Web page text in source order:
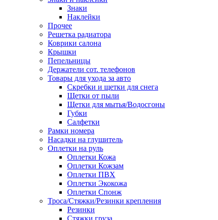
Знаки
Наклейки
Прочее
Решетка радиатора
Коврики салона
Крышки
Пепельницы
Держатели сот. телефонов
Товары для ухода за авто
Скребки и щетки для снега
Щетки от пыли
Щетки для мытья/Водосгоны
Губки
Салфетки
Рамки номера
Насадки на глушитель
Оплетки на руль
Оплетки Кожа
Оплетки Кожзам
Оплетки ПВХ
Оплетки Экокожа
Оплетки Спонж
Троса/Стяжки/Резинки крепления
Резинки
Стяжки груза